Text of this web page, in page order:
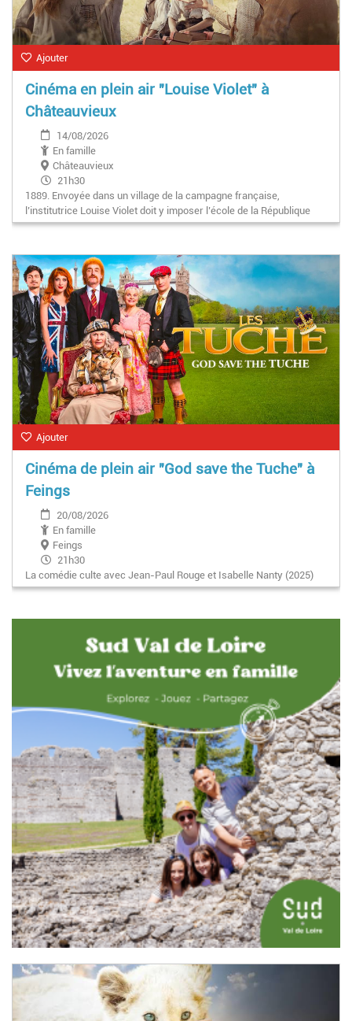
Ajouter
Cinéma en plein air "Louise Violet" à
Châteauvieux
14/08/2026
En famille
Châteauvieux
21h30
1889. Envoyée dans un village de la campagne française,
l’institutrice Louise Violet doit y imposer l’école de la République
Ajouter
Cinéma de plein air "God save the Tuche" à
Feings
20/08/2026
En famille
Feings
21h30
La comédie culte avec Jean-Paul Rouge et Isabelle Nanty (2025)